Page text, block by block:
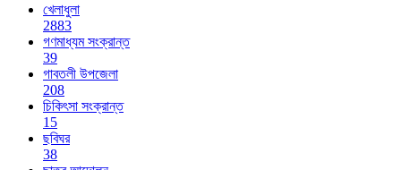
খেলাধুলা
2883
গণমাধ্যম সংক্রান্ত
39
গাবতলী উপজেলা
208
চিকিৎসা সংক্রান্ত
15
ছবিঘর
38